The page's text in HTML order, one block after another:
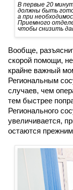
В первые 20
должны быть
а при
Приемного
чтобы снизить
Вообще,
скорой помощи,
крайне важный
Региональным
случаев, чем
тем быстрее
Регионального
увеличивается,
остаются